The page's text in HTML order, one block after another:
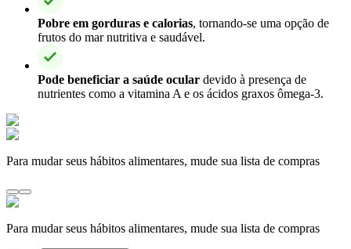
Pobre em gorduras e calorias, tornando-se uma opção de
frutos do mar nutritiva e saudável.
Pode beneficiar a saúde ocular devido à presença de
nutrientes como a vitamina A e os ácidos graxos ômega-3.
Para mudar seus hábitos alimentares, mude sua lista de compras
Para mudar seus hábitos alimentares, mude sua lista de compras